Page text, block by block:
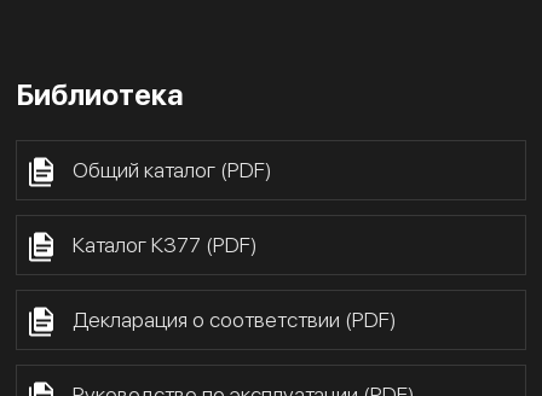
Библиотека
Общий каталог (PDF)
Каталог К377 (PDF)
Декларация о соответствии (PDF)